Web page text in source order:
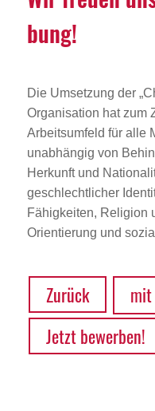
bung!
Die Umsetzung der
Organisation hat zum
Arbeitsumfeld für alle
unabhängig von
Herkunft und
geschlechtlicher
Fähigkeiten, Religion
Orientierung und
Zurück mit
Jetzt bewerben!